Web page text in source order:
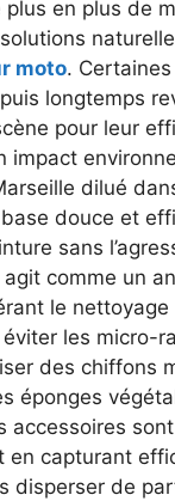
plus en plus de
moto.
longtemps
pour leur
impact
dilué
douce et
sans
comme un
le
les micro-
des chiffons
éponges
accessoires
en capturant
disperser de